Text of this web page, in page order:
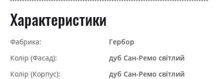
Характеристики
Фабрика:
Гербор
Колір (Фасад):
дуб Сан-Ремо світлий
Колір (Корпус):
дуб Сан-Ремо світлий